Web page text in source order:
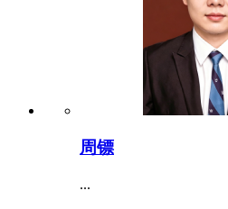
周镖
...